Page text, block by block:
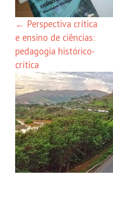
← Perspectiva crítica
e ensino de ciências:
pedagogia histórico-
crítica